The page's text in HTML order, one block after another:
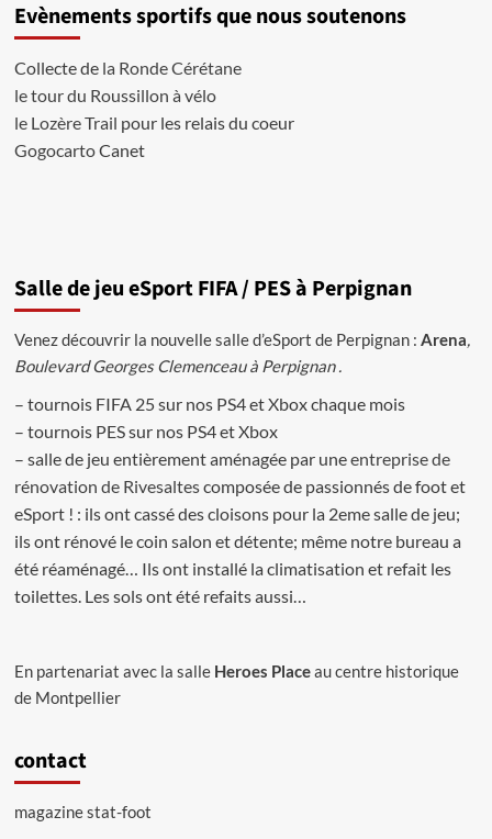
avis
jeu
World
Tour
Soccer
2005
Evènements sportifs que nous soutenons
Collecte de la Ronde Cérétane
le tour du Roussillon à vélo
le Lozère Trail pour les relais du coeur
GogocartoCanet
Salle de jeu eSport FIFA / PES à Perpignan
Venez découvrir la nouvelle salle d’eSport de Perpignan : Arena,
Boulevard Georges Clemenceau à Perpignan .
– tournois FIFA 25 sur nos PS4 et Xbox chaque mois
– tournois PES sur nos PS4 et Xbox
– salle de jeu entièrement aménagée par uneentreprise de
rénovation de Rivesaltescomposée de passionnés de foot et
eSport ! : ils ont cassé des cloisons pour la 2eme salle de jeu;
ils ont rénové le coin salon et détente; même notre bureau a
été réaménagé… Ils ont installé la climatisation et refait les
toilettes. Les sols ont été refaits aussi…
En partenariat avec la salle Heroes Placeau centre historique
de Montpellier
contact
magazine stat-foot